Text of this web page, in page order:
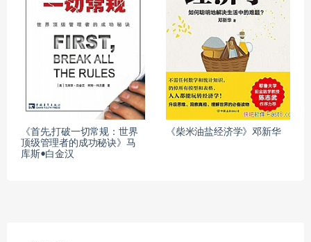
《首先,打破一切常规：世界
顶级管理者的成功秘诀》马
库斯•白金汉
《柴米油盐经济学》邓新华